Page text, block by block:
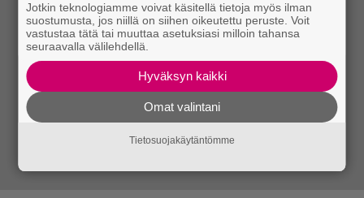
Jotkin teknologiamme voivat käsitellä tietoja myös ilman
suostumusta, jos niillä on siihen oikeutettu peruste. Voit
vastustaa tätä tai muuttaa asetuksiasi milloin tahansa
seuraavalla välilehdellä.
Hyväksyn kaikki
Omat valintani
Tietosuojakäytäntömme